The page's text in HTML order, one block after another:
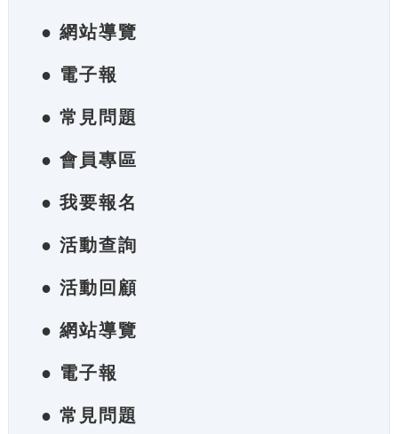
● 網站導覽
● 電子報
● 常見問題
● 會員專區
● 我要報名
● 活動查詢
● 活動回顧
● 網站導覽
● 電子報
● 常見問題